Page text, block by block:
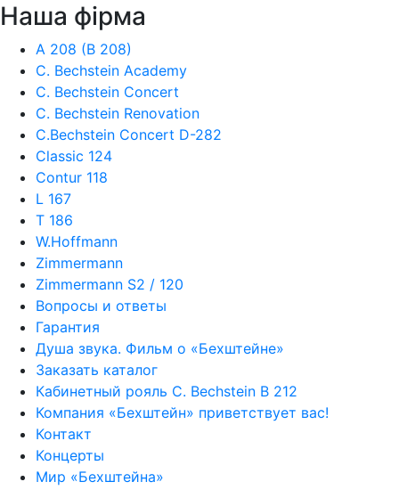
Наша фiрма
A 208 (B 208)
C. Bechstein Academy
C. Bechstein Concert
C. Bechstein Renovation
C.Bechstein Concert D-282
Classic 124
Contur 118
L 167
T 186
W.Hoffmann
Zimmermann
Zimmermann S2 / 120
Вопросы и ответы
Гарантия
Душа звука. Фильм о «Бехштейне»
Заказать каталог
Кабинетный рояль C. Bechstein B 212
Компания «Бехштейн» приветствует вас!
Контакт
Концерты
Мир «Бехштейна»